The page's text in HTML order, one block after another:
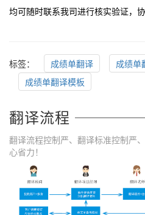
均可随时联系我司进行核实验证，
标签： 成绩单翻译
成绩单
成绩单翻译模板
翻译流程
翻译流程控制严、翻译标准控制严
心省力！